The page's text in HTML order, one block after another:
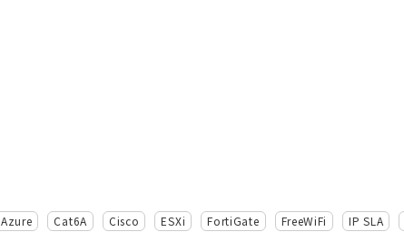
Azure Cat6A Cisco ESXi FortiGate FreeWiFi IP SLA